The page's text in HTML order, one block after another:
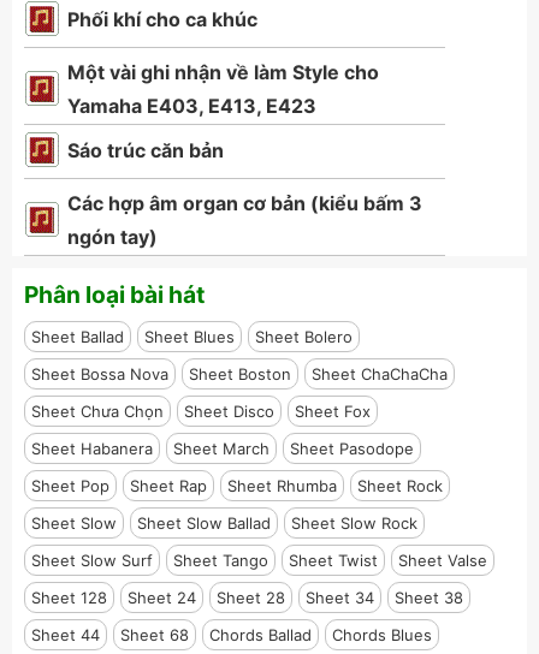
Phối khí cho ca khúc
Một vài ghi nhận về làm Style cho
Yamaha E403, E413, E423
Sáo trúc căn bản
Các hợp âm organ cơ bản (kiểu bấm 3
ngón tay)
Phân loại bài hát
Sheet Ballad Sheet Blues
Sheet Bolero
Sheet Bossa Nova
Sheet Boston
Sheet ChaChaCha
Sheet Chưa Chọn
Sheet Disco
Sheet Fox
Sheet Habanera
Sheet March
Sheet Pasodope
Sheet Pop
Sheet Rap Sheet Rhumba
Sheet Rock
Sheet Slow
Sheet Slow Ballad
Sheet Slow Rock
Sheet Slow Surf
Sheet Tango Sheet Twist
Sheet Valse
Sheet 128
Sheet 24 Sheet 28 Sheet 34
Sheet 38
Sheet 44
Sheet 68 Chords Ballad
Chords Blues